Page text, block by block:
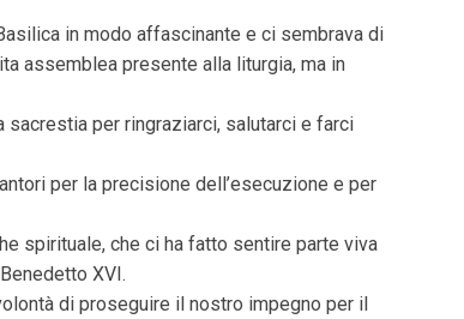
in modo affascinante e ci sembrava di
assemblea presente alla liturgia, ma in
per ringraziarci, salutarci e farci
per la precisione dell’esecuzione e per
spirituale, che ci ha fatto sentire parte viva
XVI.
di proseguire il nostro impegno per il